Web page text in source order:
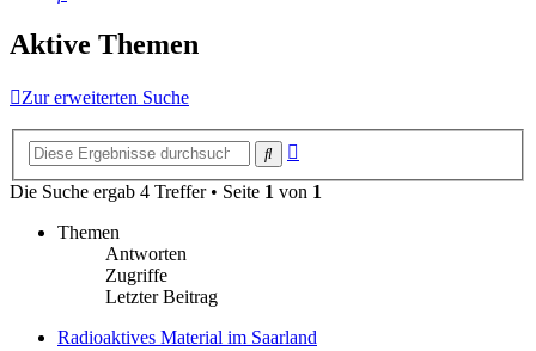
Aktive Themen
Zur erweiterten Suche
Suche
Die Suche ergab 4 Treffer • Seite 1 von 1
Themen
Antworten
Zugriffe
Letzter Beitrag
Radioaktives Material im Saarland